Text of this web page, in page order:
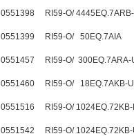
0551398 RI59-O/
0551399 RI59-O/ 50EQ.7AIA
0551457 RI59-O/
0551460 RI59-O/ 18EQ.7AKB-
0551516 RI59-O/
0551542 RI59-O/